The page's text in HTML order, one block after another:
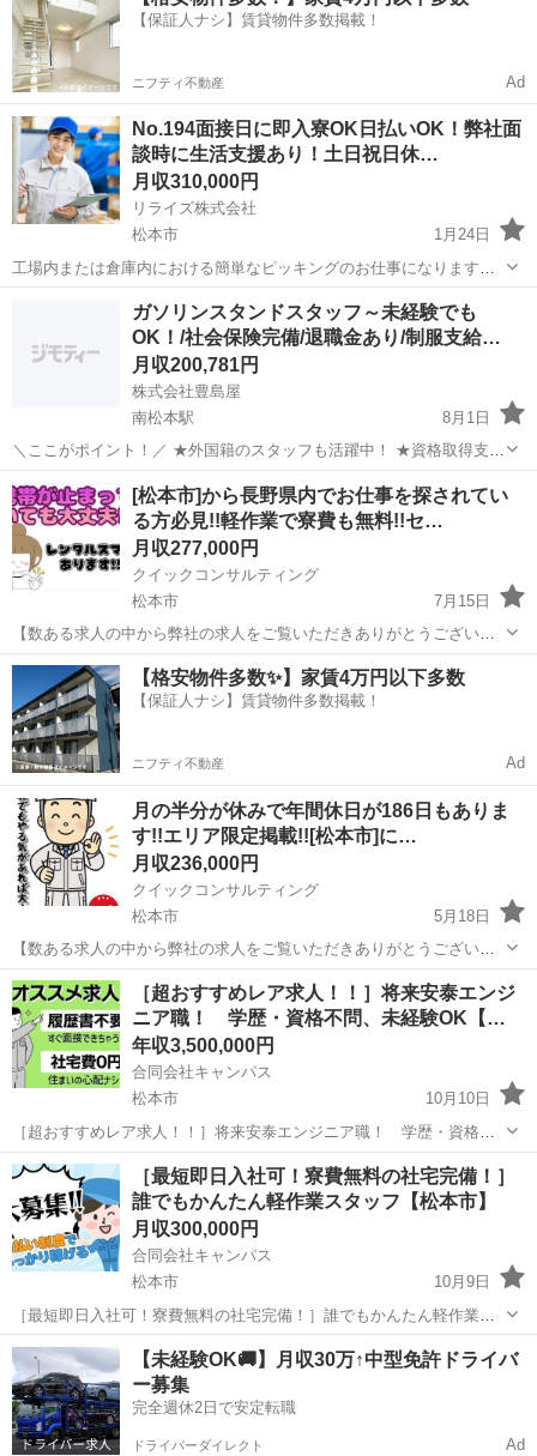
場となっております。 ...【保証人ナシ】賃貸物件多数掲載！
ニフティ不動産 Ad
No.194面接日に即入寮OK日払いOK！弊社面
談時に生活支援あり！土日祝日休…
月収310,000円
リライズ株式会社
松本市
1月24日
工場内または倉庫内における簡単なピッキングのお仕事になります！
未経験の方が始めるのにうってつけのお仕事です。 ◎お金がなくて困
ってる ◎即入寮がしたい ◎日払い・週払いを希望している ◎携帯代
その他 業務
ガソリンスタンドスタッフ～未経験でも
OK！/社会保険完備/退職金あり/制服支給…
月収200,781円
株式会社豊島屋
南松本駅
8月1日
＼ここがポイント！／ ★外国籍のスタッフも活躍中！ ★資格取得支援
充実！ ★創業150年以上と安定した企業！ ＜仕事内容＞ ガソリンスタ
ンドでの給油やボンネット点検を含む作業をお任せいたします！ 具体
的に...
長野 松本市 南松本駅 その他 未経験
[松本市]から長野県内でお仕事を探されてい
る方必見!!軽作業で寮費も無料!!セ…
月収277,000円
クイックコンサルティング
松本市
7月15日
【数ある求人の中から弊社の求人をご覧いただきありがとうございま
す!!】 実際に募集中の求人を掲載しておりますので、ご安心ください!!
その他にも掲載していない求人が長野市内にもたくさんございますの
で、お気軽にお問い合わせ...
長野 松本市 その他 社宅
【格安物件多数✨】家賃4万円以下多数
【保証人ナシ】賃貸物件多数掲載！
ニフティ不動産 Ad
月の半分が休みで年間休日が186日もありま
す!!エリア限定掲載!![松本市]に…
月収236,000円
クイックコンサルティング
松本市
5月18日
【数ある求人の中から弊社の求人をご覧いただきありがとうございま
す!!】 こちらの記事は関係書類を提出しジモティー様の審査を通過し
て掲載されておりますのでご安心ください！ また釣り求人などではな
く実際に募集中の求人になりま...
長野 松本市 その他 未経験
［超おすすめレア求人！！］将来安泰エンジ
ニア職！ 学歴・資格不問、未経験OK【…
年収3,500,000円
合同会社キャンパス
松本市
10月10日
［超おすすめレア求人！！］将来安泰エンジニア職！ 学歴・資格不
問、未経験OK【松本市】 未経験20〜30代男女活躍中！！ これからの
未来、必ず需要の高まるエンジニア職に興味はありませんか？ 約5年
と身近...
長野 松本市 その他 未経験
［最短即日入社可！寮費無料の社宅完備！］
誰でもかんたん軽作業スタッフ【松本市】
月収300,000円
合同会社キャンパス
松本市
10月9日
［最短即日入社可！寮費無料の社宅完備！］誰でもかんたん軽作業ス
タッフ【松本市】 未経験でも積極採用中！！モクモク作業のため人間
関係で悩むこともありません！ この期にキャリアも経験も収入も全て
を手にしてみま...
長野 松本市 その他 未経験
【未経験OK🚚】月収30万↑中型免許ドライバ
ー募集
完全週休2日で安定転職
ドライバーダイレクト Ad